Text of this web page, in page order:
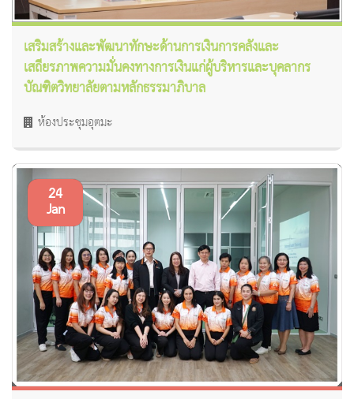
เสริมสร้างและพัฒนาทักษะด้านการเงินการคลังและ
เสถียรภาพความมั่นคงทางการเงินแก่ผู้บริหารและบุคลากร
บัณฑิตวิทยาลัยตามหลักธรรมาภิบาล
ห้องประชุมอุตมะ
24
Jan